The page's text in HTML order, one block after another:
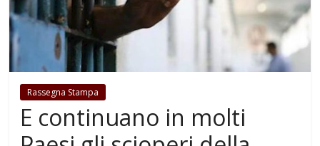
Rassegna Stampa
E continuano in molti